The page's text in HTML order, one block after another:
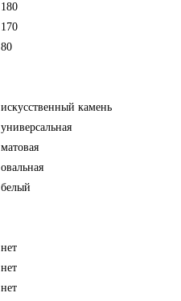
180
170
80
искусственный камень
универсальная
матовая
овальная
белый
нет
нет
нет